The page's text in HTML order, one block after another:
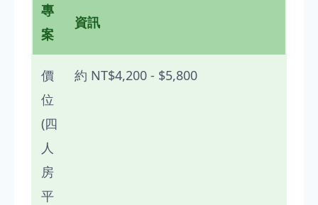
專
案
資訊
價
位
(四
人
房
平
約 NT$4,200 - $5,800